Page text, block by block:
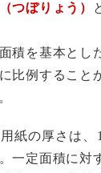
つぼりょう）
積を基本とし
比例すること
紙の厚さは、
一定面積に対